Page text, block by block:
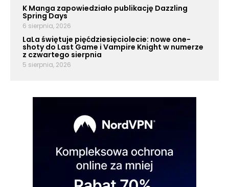
K Manga zapowiedziało publikację Dazzling
Spring Days
6 sierpnia, 2026
LaLa świętuje pięćdziesięciolecie: nowe one-
shoty do Last Game i Vampire Knight w numerze
z czwartego sierpnia
5 sierpnia, 2026